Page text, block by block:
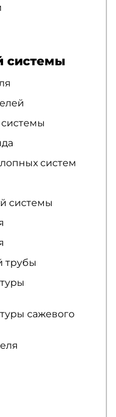
системы
систем
системы
трубы
сажевого